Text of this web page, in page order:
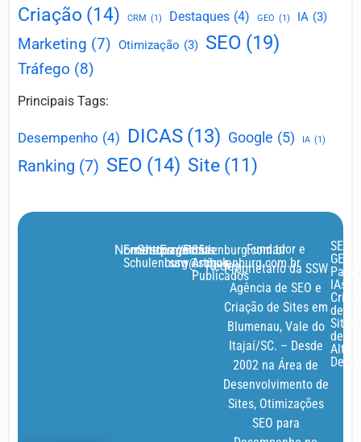
Criação (14) CRM (1) Destaques (4) GEO (1) IA (3)
Marketing (7) Otimização (3) SEO (19)
Tráfego (8)
Principais Tags:
Desempenho (4) DICAS (13) Google (5) IA (1)
Ranking (7) SEO (14) Site (11)
Nome:
Emerson
Schulenburg
Site:
https://schulenburg.com.br
Email:
agencia-
ssw@schulenburg.com.br
Posts:
35
Artigos
Publicados
Redes
Fundador e
Proprietário da SSW
Agência de SEO e
Criação de Sites em
Blumenau, Vale do
Itajaí/SC. – Desde
2002 na Área de
Desenvolvimento de
Sites, Otimizações
SEO para
SEO,
GEO
Para
IAs,
de
Sites
de
Alto